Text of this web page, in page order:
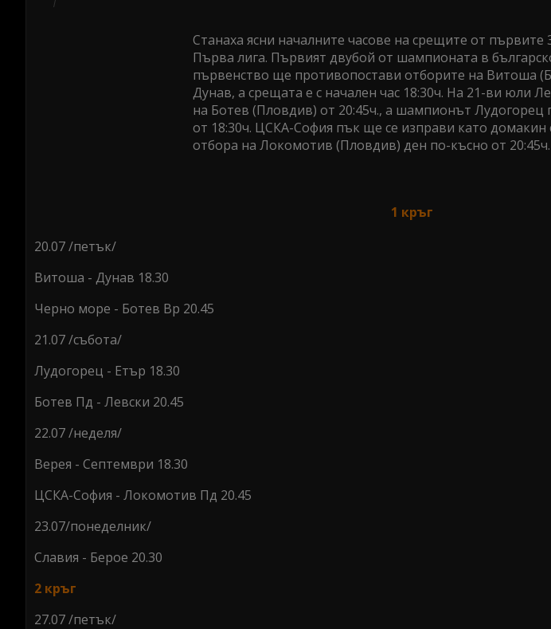
Станаха ясни началните часове на срещите от първите
Първа лига. Първият двубой от шампионата в
първенство ще противопостави отборите на Витоша
Дунав, а срещата е с начален час 18:30ч. На 21-ви юли
на Ботев (Пловдив) от 20:45ч., а шампионът Лудогорец
от 18:30ч. ЦСКА-София пък ще се изправи като домакин
отбора на Локомотив (Пловдив) ден по-късно от 20:45ч.
1 кръг
20.07 /петък/
Витоша - Дунав 18.30
Черно море - Ботев Вр 20.45
21.07 /събота/
Лудогорец - Етър 18.30
Ботев Пд - Левски 20.45
22.07 /неделя/
Верея - Септември 18.30
ЦСКА-София - Локомотив Пд 20.45
23.07/понеделник/
Славия - Берое 20.30
2 кръг
27.07 /петък/